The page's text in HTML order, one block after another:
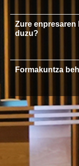
Zure
duzu?
Formakuntza